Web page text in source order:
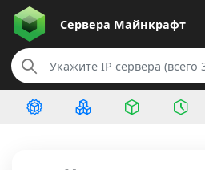
Сервера Майнкрафт